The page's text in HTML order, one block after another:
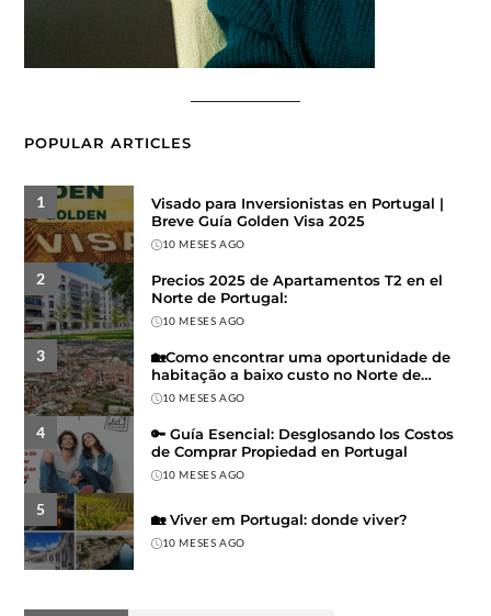
POPULAR ARTICLES
1
Visado para Inversionistas en Portugal |
Breve Guía Golden Visa 2025
10 MESES AGO
2
Precios 2025 de Apartamentos T2 en el
Norte de Portugal:
10 MESES AGO
3
🏡Como encontrar uma oportunidade de
habitação a baixo custo no Norte de
Portugal
10 MESES AGO
4
🔑 Guía Esencial: Desglosando los Costos
de Comprar Propiedad en Portugal
10 MESES AGO
5
🏡 Viver em Portugal: donde viver?
10 MESES AGO